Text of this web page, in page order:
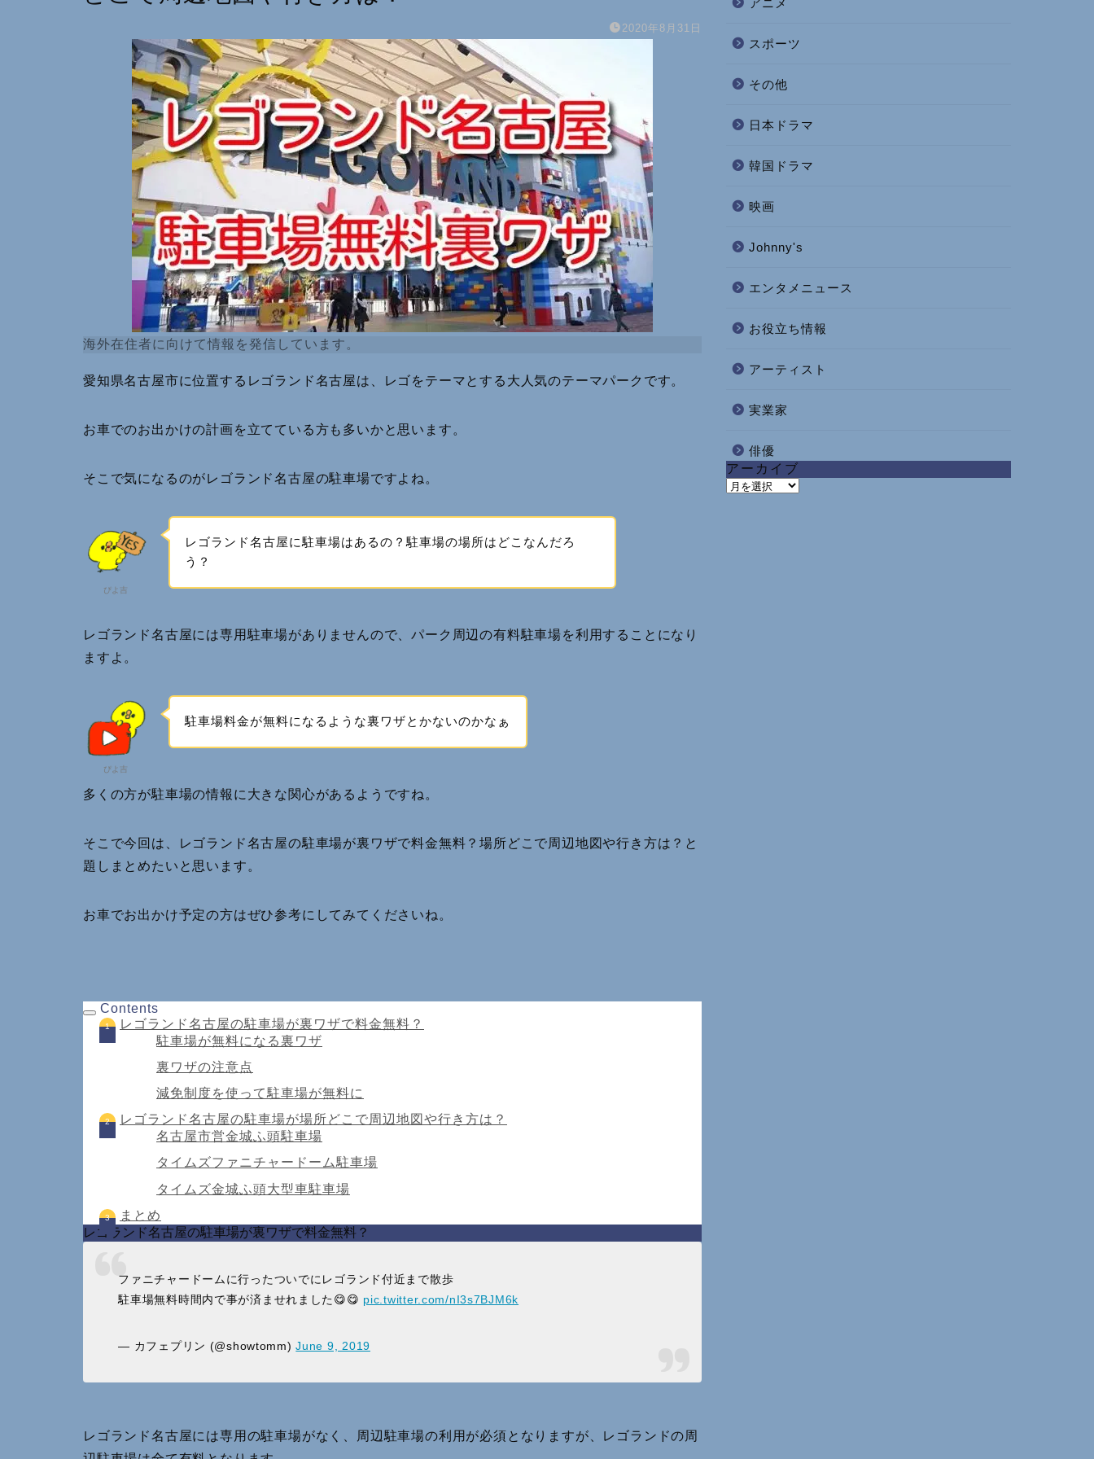
2020年8月31日
海外在住者に向けて情報を発信しています。
愛知県名古屋市に位置するレゴランド名古屋は、レゴをテーマとする大人気のテーマパークです。
お車でのお出かけの計画を立てている方も多いかと思います。
そこで気になるのがレゴランド名古屋の駐車場ですよね。
ぴよ吉
レゴランド名古屋に駐車場はあるの？駐車場の場所はどこなんだろ
う？
レゴランド名古屋には専用駐車場がありませんので、パーク周辺の有料駐車場を利用することになり
ますよ。
ぴよ吉
駐車場料金が無料になるような裏ワザとかないのかなぁ
多くの方が駐車場の情報に大きな関心があるようですね。
そこで今回は、レゴランド名古屋の駐車場が裏ワザで料金無料？場所どこで周辺地図や行き方は？と
題しまとめたいと思います。
お車でお出かけ予定の方はぜひ参考にしてみてくださいね。
Contents
レゴランド名古屋の駐車場が裏ワザで料金無料？
駐車場が無料になる裏ワザ
裏ワザの注意点
減免制度を使って駐車場が無料に
レゴランド名古屋の駐車場が場所どこで周辺地図や行き方は？
名古屋市営金城ふ頭駐車場
タイムズファニチャー ドーム駐車場
タイムズ金城ふ頭大型車駐車場
まとめ
レゴランド名古屋の駐車場が裏ワザで料金無料？
ファニチャードームに行ったついでにレゴランド付近まで散歩
駐車場無料時間内で事が済ませれました😋😋 pic.twitter.com/nI3s7BJM6k
— カフェプリン (@showtomm)June 9, 2019
レゴランド名古屋には専用の駐車場がなく、周辺駐車場の利用が必須となりますが、レゴランドの周
アニメ
スポーツ
その他
日本ドラマ
韓国ドラマ
映画
Johnny's
エンタメニュース
お役立ち情報
アーティスト
実業家
俳優
アーカイブ
ア